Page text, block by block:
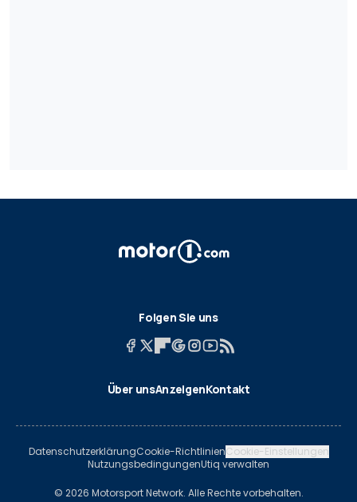
Folgen Sie uns
Über unsAnzeigenKontakt
DatenschutzerklärungCookie-RichtlinienCookie-Einstellungen
NutzungsbedingungenUtiq verwalten
© 2026 Motorsport Network. Alle Rechte vorbehalten.